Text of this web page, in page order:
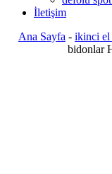
İletişim
Ana Sayfa - ikinci el
bidonlar